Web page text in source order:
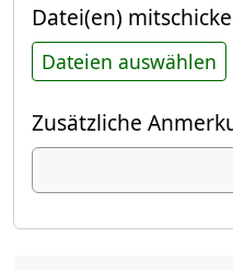
Datei(en)
Dateien auswählen
Zusätzliche